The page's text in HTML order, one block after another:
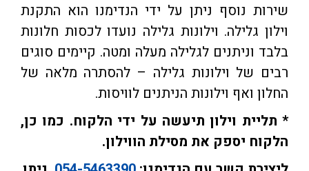
שירות נוסף ניתן על ידי הנדימנו הוא התקנת
וילון גלילה. וילונות גלילה נועדו לכסות חלונות
בלבד וניתנים לגלילה מעלה ומטה. קיימים סוגים
רבים של וילונות גלילה – להסתרה מלאה של
החלון ואף וילונות הניתנים לוויסות.
* תליית וילון תיעשה על ידי הלקוח. כמו כן,
הלקוח יספק את מסילת הווילון.